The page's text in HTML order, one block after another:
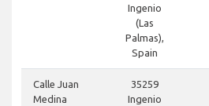
Ingenio
(Las
Palmas),
Spain
Calle Juan
Medina
35259
Ingenio